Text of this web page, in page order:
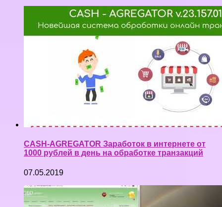
CASH-AGREGATOR Заработок в интернете от
1000 рублей в день на обработке транзакций
07.05.2019